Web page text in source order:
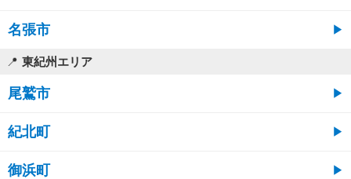
名張市
東紀州エリア
尾鷲市
紀北町
御浜町